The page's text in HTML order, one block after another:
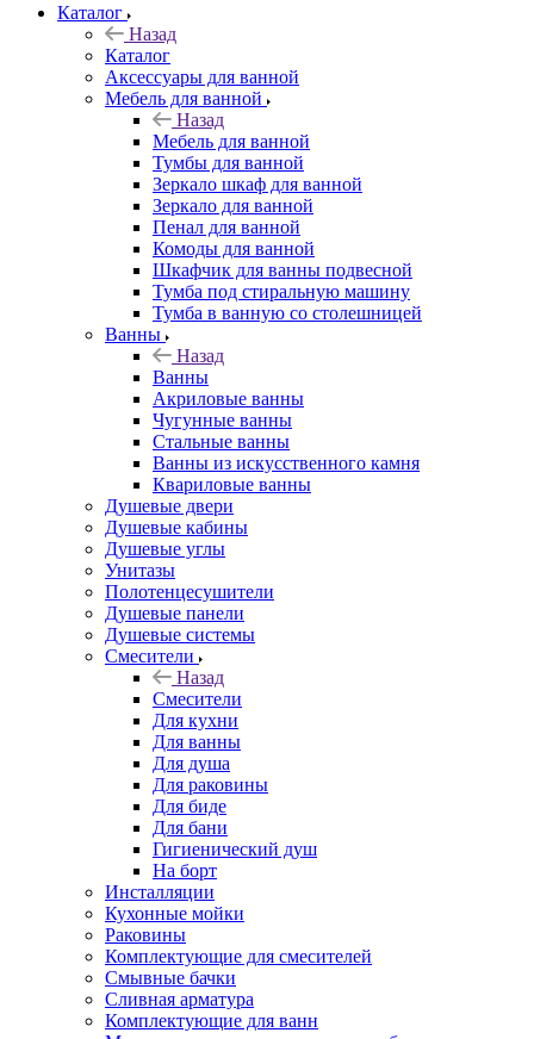
Каталог
Назад
Каталог
Аксессуары для ванной
Мебель для ванной
Назад
Мебель для ванной
Тумбы для ванной
Зеркало шкаф для ванной
Зеркало для ванной
Пенал для ванной
Комоды для ванной
Шкафчик для ванны подвесной
Тумба под стиральную машину
Тумба в ванную со столешницей
Ванны
Назад
Ванны
Акриловые ванны
Чугунные ванны
Стальные ванны
Ванны из искусственного камня
Квариловые ванны
Душевые двери
Душевые кабины
Душевые углы
Унитазы
Полотенцесушители
Душевые панели
Душевые системы
Смесители
Назад
Смесители
Для кухни
Для ванны
Для душа
Для раковины
Для биде
Для бани
Гигиенический душ
На борт
Инсталляции
Кухонные мойки
Раковины
Комплектующие для смесителей
Смывные бачки
Сливная арматура
Комплектующие для ванн